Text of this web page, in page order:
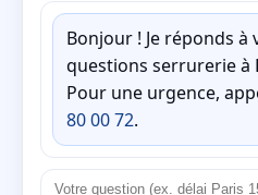
Bonjour ! Je réponds à
questions serrurerie à
Pour une urgence,
80 00 72.